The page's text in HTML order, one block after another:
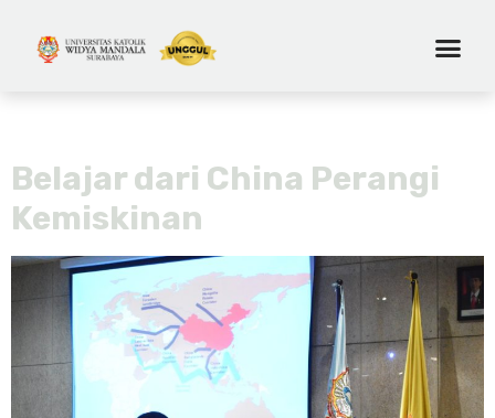
Belajar dari China Perangi
Kemiskinan